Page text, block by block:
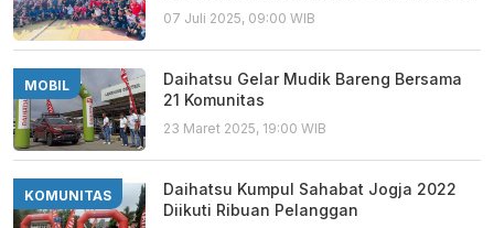
07 Juli 2025, 09:00 WIB
MOBIL
Daihatsu Gelar Mudik Bareng Bersama
21 Komunitas
23 Maret 2025, 19:00 WIB
KOMUNITAS
Daihatsu Kumpul Sahabat Jogja 2022
Diikuti Ribuan Pelanggan